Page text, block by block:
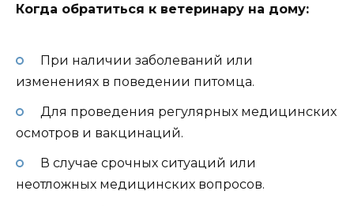
Когда обратиться к ветеринару на дому:
При наличии заболеваний или
изменениях в поведении питомца.
Для проведения регулярных медицинских
осмотров и вакцинаций.
В случае срочных ситуаций или
неотложных медицинских вопросов.